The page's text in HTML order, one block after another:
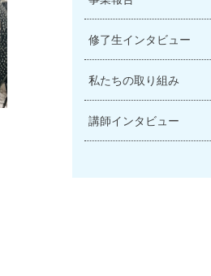
修了生インタビュー
私たちの取り組み
講師インタビュー